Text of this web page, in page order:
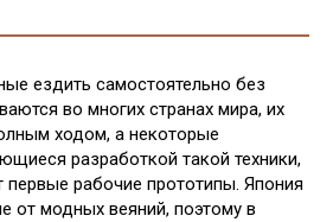
ездить самостоятельно без
во многих странах мира, их
ходом, а некоторые
разработкой такой техники,
рабочие прототипы. Япония
от модных веяний, поэтому в